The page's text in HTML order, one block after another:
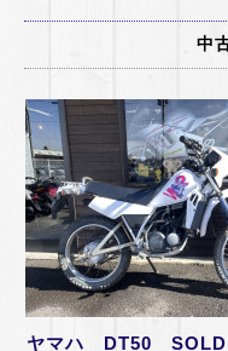
中
ヤマハ DT50 SOLD